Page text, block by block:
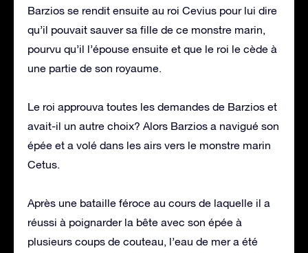
Barzios se rendit ensuite au roi Cevius pour lui dire
qu’il pouvait sauver sa fille de ce monstre marin,
pourvu qu’il l’épouse ensuite et que le roi le cède à
une partie de son royaume.
Le roi approuva toutes les demandes de Barzios et
avait-il un autre choix? Alors Barzios a navigué son
épée et a volé dans les airs vers le monstre marin
Cetus.
Après une bataille féroce au cours de laquelle il a
réussi à poignarder la bête avec son épée à
plusieurs coups de couteau, l’eau de mer a été